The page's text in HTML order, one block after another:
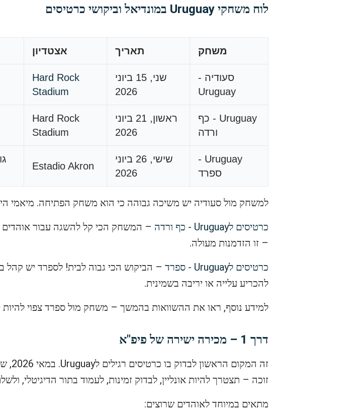
לוח משחקי Uruguay במונדיאל וביקושי כרטיסים
משחק תאריך אצטדיון
סעודיה -
Uruguay
שני, 15 ביוני
2026
Hard Rock
Stadium
Uruguay - כף
ורדה
ראשון, 21 ביוני
2026
Hard Rock
Stadium
Uruguay -
ספרד
שישי, 26 ביוני
2026
Estadio Akron
למשחק מול סעודיה יש משיכה גבוהה כי הוא משחק הפתיחה. מיאמי
כרטיסים לUruguay - כף ורדה
– זו הזדמנות מעולה.
כרטיסים לUruguay - ספרד
להכריע עלייה או יריבה בשמינית.
למידע נוסף, ראו את ההשוואות בהמשך – משחק מול ספרד צפוי
דרך 1 – מכירה ישירה של פיפ"א
זוכה – תצטרך להיות אונליין, לבדוק זמינות, לעמוד בתור הדיגיטלי,
מתאים במיוחד לאוהדים שרוצים: